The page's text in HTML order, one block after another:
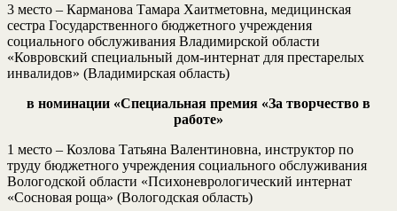
3 место – Карманова Тамара Хаитметовна, медицинская
сестра Государственного бюджетного учреждения
социального обслуживания Владимирской области
«Ковровский специальный дом-интернат для престарелых
инвалидов» (Владимирская область)
в номинации «Специальная премия «За творчество в
работе»
1 место – Козлова Татьяна Валентиновна, инструктор по
труду бюджетного учреждения социального обслуживания
Вологодской области «Психоневрологический интернат
«Сосновая роща» (Вологодская область)